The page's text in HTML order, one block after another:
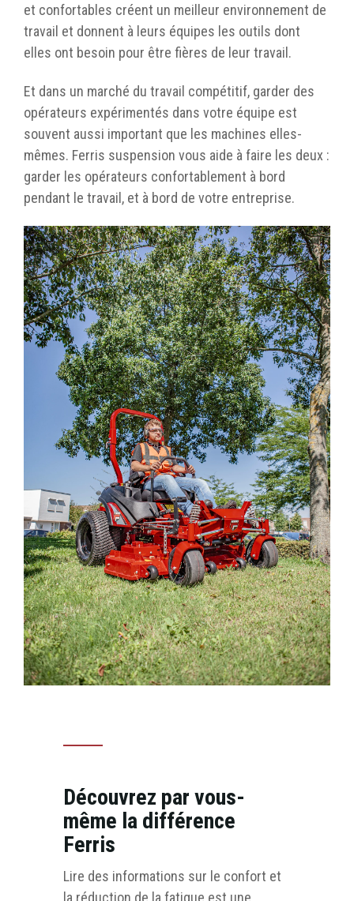
et confortables créent un meilleur environnement de
travail et donnent à leurs équipes les outils dont
elles ont besoin pour être fières de leur travail.
Et dans un marché du travail compétitif, garder des
opérateurs expérimentés dans votre équipe est
souvent aussi important que les machines elles-
mêmes. Ferris suspension vous aide à faire les deux :
garder les opérateurs confortablement à bord
pendant le travail, et à bord de votre entreprise.
Découvrez par vous-
même la différence
Ferris
Lire des informations sur le confort et
la réduction de la fatigue est une